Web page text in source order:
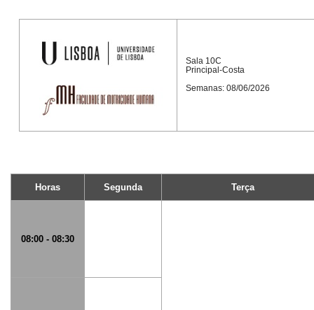
Sala 10C
Principal-Costa
Semanas: 08/06/2026
Horas Segunda Terça
08:00 - 08:30